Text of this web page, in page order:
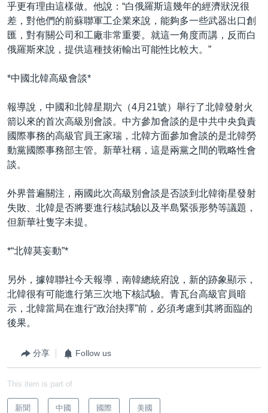
乎更有理由這樣做。他說：“白俄羅斯這幾年的經濟狀況很
差，對他們的前蘇聯軍工企業來說，能夠多一些武器出口創
匯，對有關公司和工廠非常重要。就這一角度而講，反而白
俄羅斯來說，提供這種技術輸出可能性比較大。”
*中國北韓高級會談*
報導說，中國和北韓星期六（4月21號）舉行了北韓發射火
箭以來的首次高級別會談。中方參加會談的是中共中央負責
國際事務的高級官員王家瑞，北韓方面參加會談的是北韓勞
動黨國際事務部主管。新華社稱，這是兩黨之間的戰略性會
談。
外界普遍關注，兩國此次高級別會談是否談到北韓衛星發射
失敗、北韓是否將要進行核試驗以及半島緊張形勢等議題，
但新華社隻字未提。
*“北韓莫妄動”*
另外，據韓聯社今天報導，南韓總統府說，新的跡象顯示，
北韓很有可能進行第三次地下核試驗。青瓦台高級官員暗
示，北韓當局在進行“政治抉擇”前，必須考慮到其將面臨的
後果。
分享 Follow us
This item is part of
新聞 中國 國際 美國